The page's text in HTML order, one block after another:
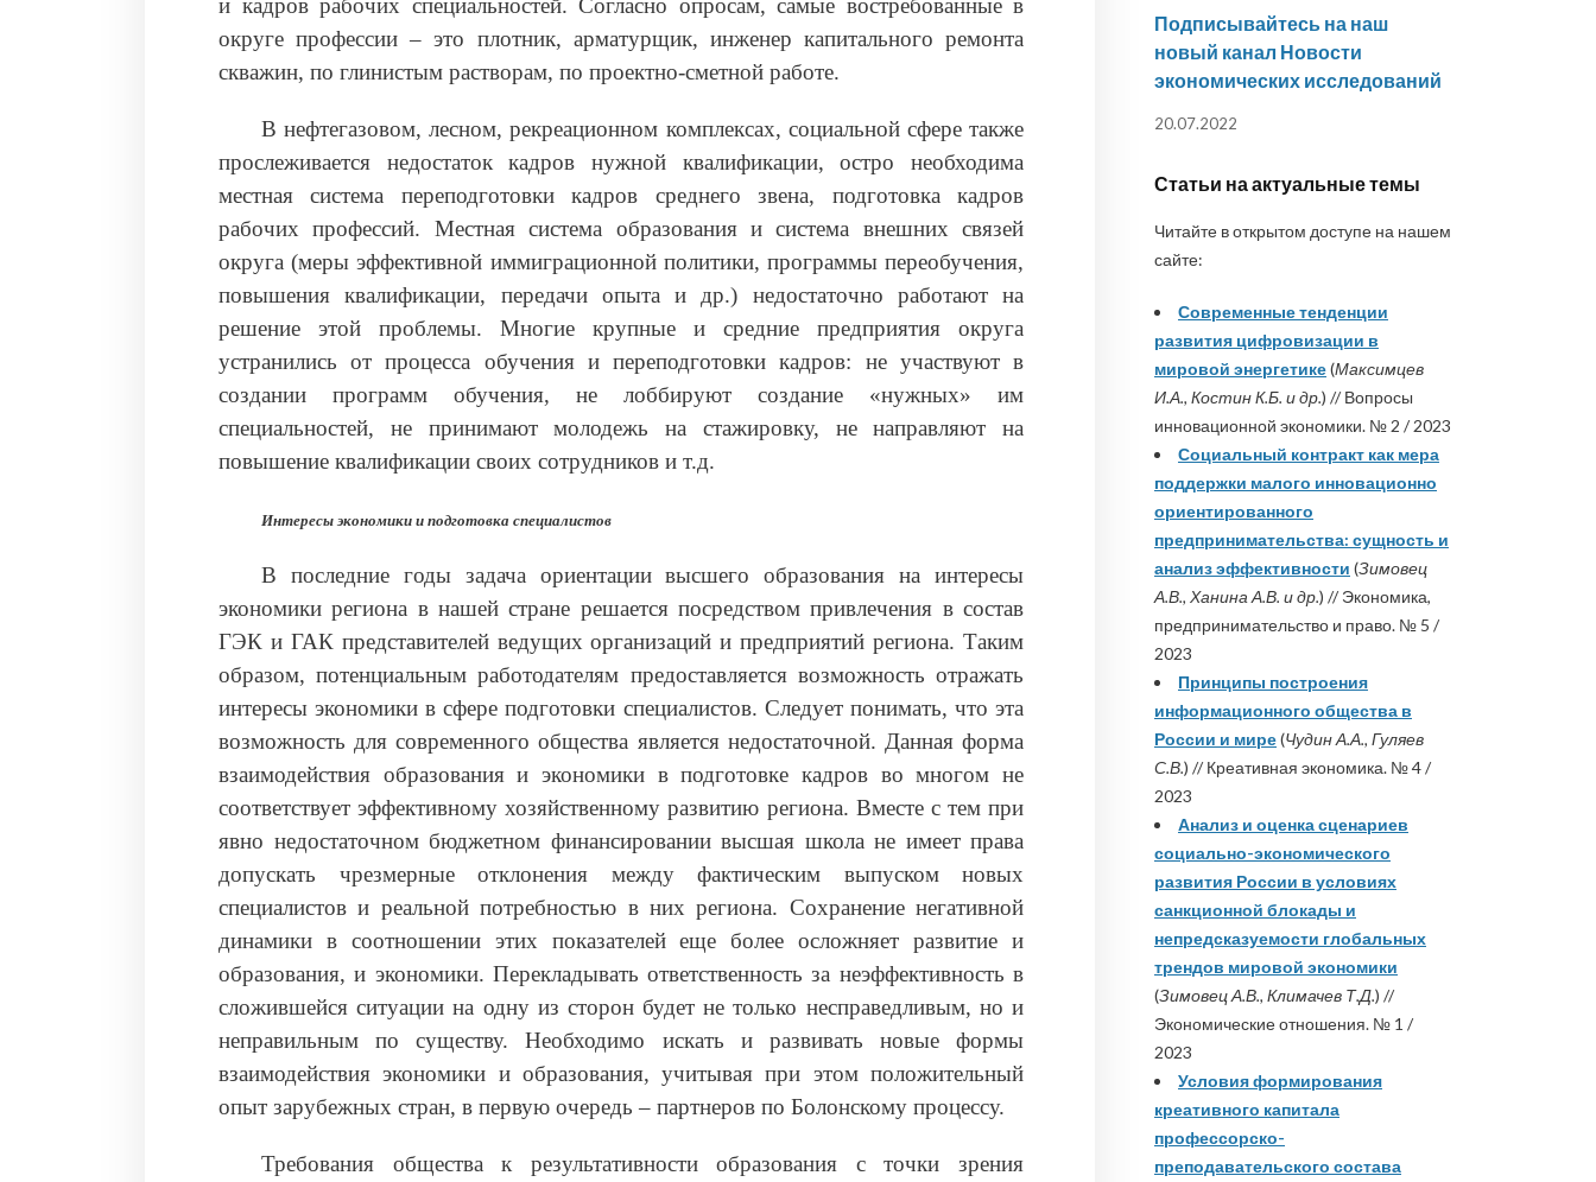
и кадров рабочих специальностей. Согласно опросам, самые востребованные в
округе профессии – это плотник, арматурщик, инженер капитального ремонта
скважин, по глинистым растворам, по проектно-сметной работе.
В нефтегазовом, лесном, рекреационном комплексах, социальной сфере также
прослеживается недостаток кадров нужной квалификации, остро необходима
местная система переподготовки кадров среднего звена, подготовка кадров
рабочих профессий. Местная система образования и система внешних связей
округа (меры эффективной иммиграционной политики, программы переобучения,
повышения квалификации, передачи опыта и др.) недостаточно работают на
решение этой проблемы. Многие крупные и средние предприятия округа
устранились от процесса обучения и переподготовки кадров: не участвуют в
создании программ обучения, не лоббируют создание «нужных» им
специальностей, не принимают молодежь на стажировку, не направляют на
повышение квалификации своих сотрудников и т.д.
Интересы экономики и подготовка специалистов
В последние годы задача ориентации высшего образования на интересы
экономики региона в нашей стране решается посредством привлечения в состав
ГЭК и ГАК представителей ведущих организаций и предприятий региона. Таким
образом, потенциальным работодателям предоставляется возможность отражать
интересы экономики в сфере подготовки специалистов. Следует понимать, что эта
возможность для современного общества является недостаточной. Данная форма
взаимодействия образования и экономики в подготовке кадров во многом не
соответствует эффективному хозяйственному развитию региона. Вместе с тем при
явно недостаточном бюджетном финансировании высшая школа не имеет права
допускать чрезмерные отклонения между фактическим выпуском новых
специалистов и реальной потребностью в них региона. Сохранение негативной
динамики в соотношении этих показателей еще более осложняет развитие и
образования, и экономики. Перекладывать ответственность за неэффективность в
сложившейся ситуации на одну из сторон будет не только несправедливым, но и
неправильным по существу. Необходимо искать и развивать новые формы
взаимодействия экономики и образования, учитывая при этом положительный
опыт зарубежных стран, в первую очередь – партнеров по Болонскому процессу.
Требования общества к результативности образования с точки зрения
Подписывайтесь на наш
новый канал Новости
экономических исследований
20.07.2022
Статьи на актуальные темы
Читайте в открытом доступе на нашем
сайте:
Современные тенденции
развития цифровизации в
мировой энергетике(Максимцев
И.А., Костин К.Б. и др.) // Вопросы
инновационной экономики. № 2 / 2023
Социальный контракт как мера
поддержки малого инновационно
ориентированного
предпринимательства: сущность и
анализ эффективности (Зимовец
А.В., Ханина А.В. и др.) // Экономика,
предпринимательство и право. № 5 /
2023
Принципы построения
информационного общества в
России и мире(Чудин А.А., Гуляев
С.В.) // Креативная экономика. № 4 /
2023
Анализ и оценка сценариев
социально-экономического
развития России в условиях
санкционной блокады и
непредсказуемости глобальных
трендов мировой экономики
(Зимовец А.В., Климачев Т.Д.) //
Экономические отношения. № 1 /
2023
Условия формирования
креативного капитала
профессорско-
преподавательского состава